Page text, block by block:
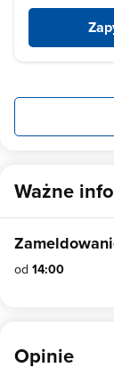
Ważne
od 14:00
Opinie